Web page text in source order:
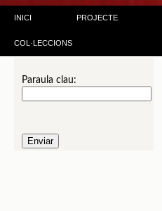
INICI PROJECTE
COL·LECCIONS
Paraula clau: